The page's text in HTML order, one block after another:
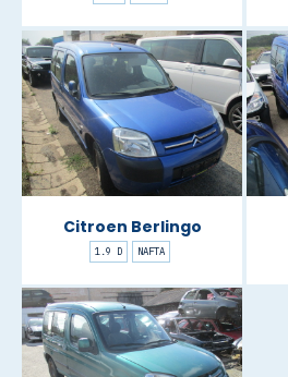
Citroen Berlingo
1.9 D NAFTA